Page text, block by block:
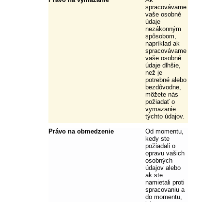
spracovávame
vaše osobné
údaje
nezákonným
spôsobom,
napríklad ak
spracovávame
vaše osobné
údaje dlhšie,
než je
potrebné alebo
bezdôvodne,
môžete nás
požiadať o
vymazanie
týchto údajov.
Právo na obmedzenie
Od momentu,
kedy ste
požiadali o
opravu vašich
osobných
údajov alebo
ak ste
namietali proti
spracovaniu a
do momentu,